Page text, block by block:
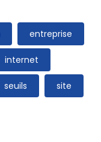
entreprise
internet
seuils site